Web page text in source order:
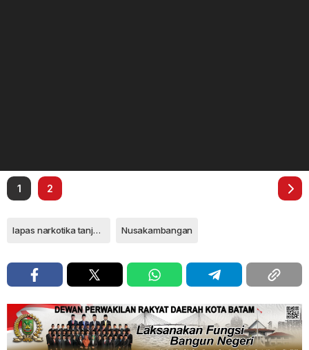
1 2
lapas narkotika tanjungpinang Nusakambangan